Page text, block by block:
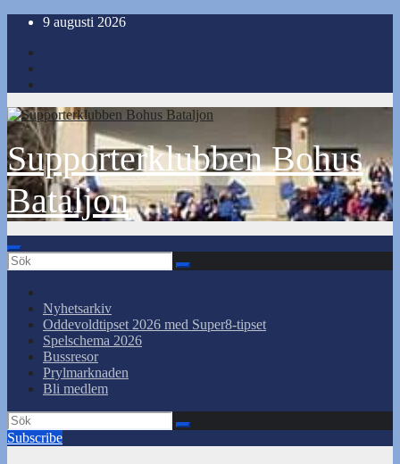
Hoppa
innehåll
9 augusti 2026
Supporterklubben Bohus
Bataljon
Nyhetsarkiv
Oddevoldtipset 2026 med Super8-tipset
Spelschema 2026
Bussresor
Prylmarknaden
Bli medlem
Subscribe